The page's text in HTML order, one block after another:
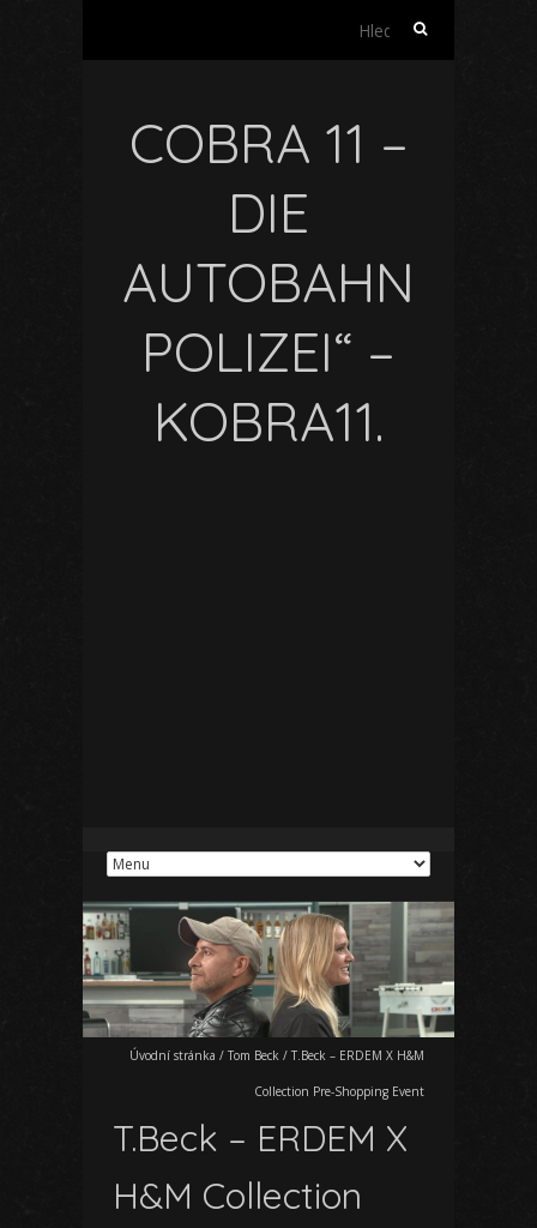
Vyhledávání
COBRA 11 –
DIE
AUTOBAHN
POLIZEI“ –
KOBRA11.
Úvodní stránka / Tom Beck / T.Beck – ERDEM X H&M
Collection Pre-Shopping Event
T.Beck – ERDEM X
H&M Collection